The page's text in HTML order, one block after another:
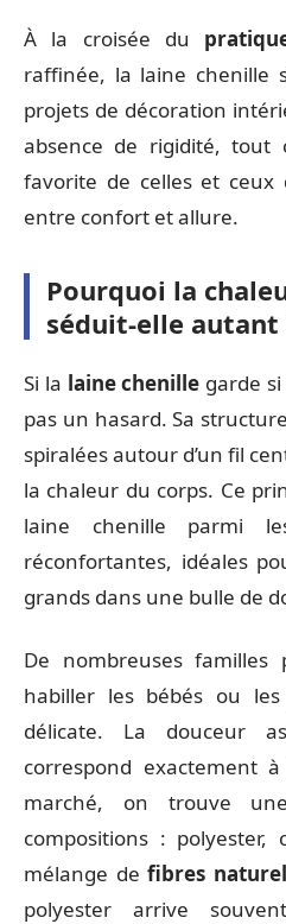
À la croisée du
raffinée, la laine chenille
projets de décoration
absence de rigidité,
favorite de celles et
entre confort et allure.
Pourquoi la
séduit-elle autant
Si la laine chenille garde si
pas un hasard. Sa
spiralées autour d’un fil
la chaleur du corps. Ce
laine chenille parmi
réconfortantes, idéales
grands dans une bulle de
De nombreuses
habiller les bébés ou
délicate. La douceur
correspond exactement
marché, on trouve
compositions :
mélange de fibres
polyester arrive